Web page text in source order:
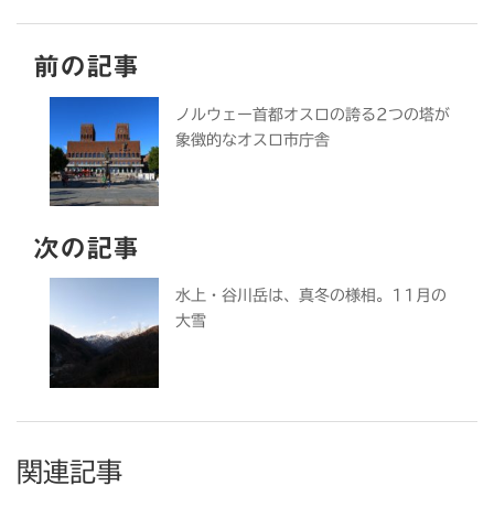
前の記事
ノルウェー首都オスロの誇る2つの塔が
象徴的なオスロ市庁舎
次の記事
水上・谷川岳は、真冬の様相。11月の
大雪
関連記事